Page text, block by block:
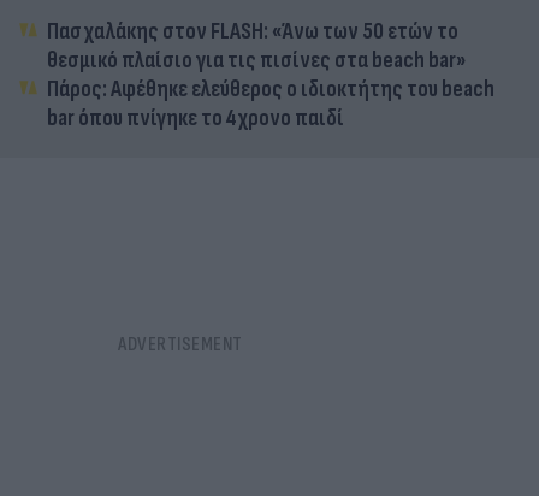
Πασχαλάκης στον FLASH: «Άνω των 50 ετών το
θεσμικό πλαίσιο για τις πισίνες στα beach bar»
Πάρος: Αφέθηκε ελεύθερος ο ιδιοκτήτης του beach
bar όπου πνίγηκε το 4χρονο παιδί